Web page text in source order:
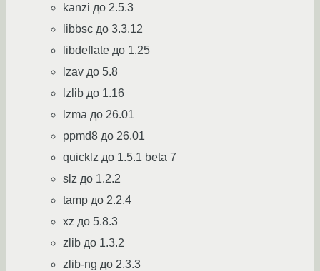
kanzi до 2.5.3
libbsc до 3.3.12
libdeflate до 1.25
lzav до 5.8
lzlib до 1.16
lzma до 26.01
ppmd8 до 26.01
quicklz до 1.5.1 beta 7
slz до 1.2.2
tamp до 2.2.4
xz до 5.8.3
zlib до 1.3.2
zlib-ng до 2.3.3